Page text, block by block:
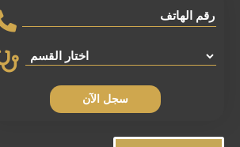
سجل الآن